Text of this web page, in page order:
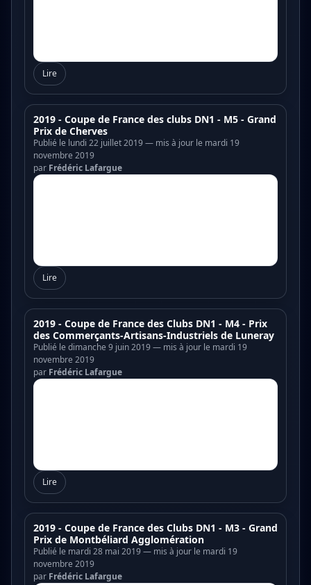
Lire
2019 - Coupe de France des clubs DN1 - M5 - Grand
Prix de Cherves
Publié le lundi 22 juillet 2019 — mis à jour le mardi 19
novembre 2019
par Frédéric Lafargue
Lire
2019 - Coupe de France des Clubs DN1 - M4 - Prix
des Commerçants-Artisans-Industriels de Luneray
Publié le dimanche 9 juin 2019 — mis à jour le mardi 19
novembre 2019
par Frédéric Lafargue
Lire
2019 - Coupe de France des Clubs DN1 - M3 - Grand
Prix de Montbéliard Agglomération
Publié le mardi 28 mai 2019 — mis à jour le mardi 19
novembre 2019
par Frédéric Lafargue